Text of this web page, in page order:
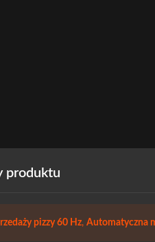
produktu
pizzy 60 Hz, Automatyczna